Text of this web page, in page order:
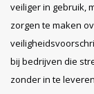
veiliger in gebruik,
zorgen te maken
bij bedrijven die
zonder in te